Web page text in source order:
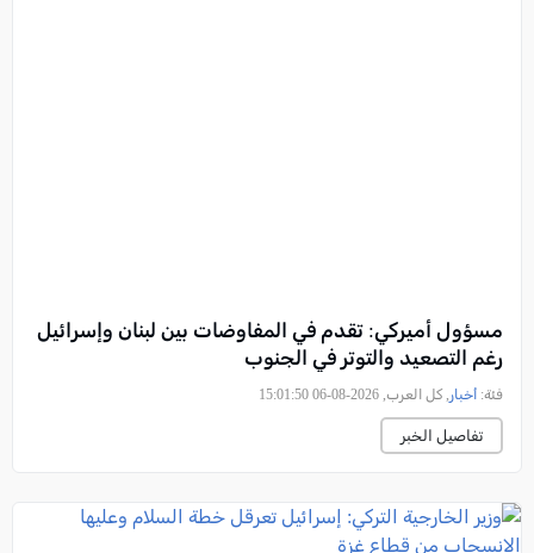
مسؤول أميركي: تقدم في المفاوضات بين لبنان وإسرائيل
رغم التصعيد والتوتر في الجنوب
فئة: أخبار , كل العرب, 2026-08-06 15:01:50
تفاصيل الخبر